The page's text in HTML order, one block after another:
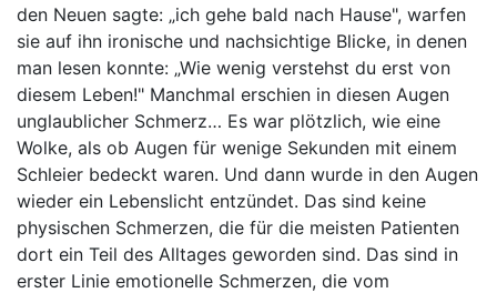
den Neuen sagte: „ich gehe bald nach Hause", warfen
sie auf ihn ironische und nachsichtige Blicke, in denen
man lesen konnte: „Wie wenig verstehst du erst von
diesem Leben!" Manchmal erschien in diesen Augen
unglaublicher Schmerz… Es war plötzlich, wie eine
Wolke, als ob Augen für wenige Sekunden mit einem
Schleier bedeckt waren. Und dann wurde in den Augen
wieder ein Lebenslicht entzündet. Das sind keine
physischen Schmerzen, die für die meisten Patienten
dort ein Teil des Alltages geworden sind. Das sind in
erster Linie emotionelle Schmerzen, die vom